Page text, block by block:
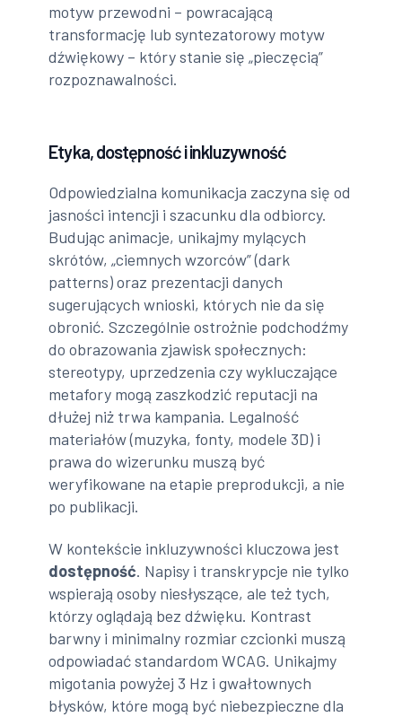
motyw przewodni – powracającą
transformację lub syntezatorowy motyw
dźwiękowy – który stanie się „pieczęcią”
rozpoznawalności.
Etyka, dostępność i inkluzywność
Odpowiedzialna komunikacja zaczyna się od
jasności intencji i szacunku dla odbiorcy.
Budując animacje, unikajmy mylących
skrótów, „ciemnych wzorców” (dark
patterns) oraz prezentacji danych
sugerujących wnioski, których nie da się
obronić. Szczególnie ostrożnie podchodźmy
do obrazowania zjawisk społecznych:
stereotypy, uprzedzenia czy wykluczające
metafory mogą zaszkodzić reputacji na
dłużej niż trwa kampania. Legalność
materiałów (muzyka, fonty, modele 3D) i
prawa do wizerunku muszą być
weryfikowane na etapie preprodukcji, a nie
po publikacji.
W kontekście inkluzywności kluczowa jest
dostępność. Napisy i transkrypcje nie tylko
wspierają osoby niesłyszące, ale też tych,
którzy oglądają bez dźwięku. Kontrast
barwny i minimalny rozmiar czcionki muszą
odpowiadać standardom WCAG. Unikajmy
migotania powyżej 3 Hz i gwałtownych
błysków, które mogą być niebezpieczne dla